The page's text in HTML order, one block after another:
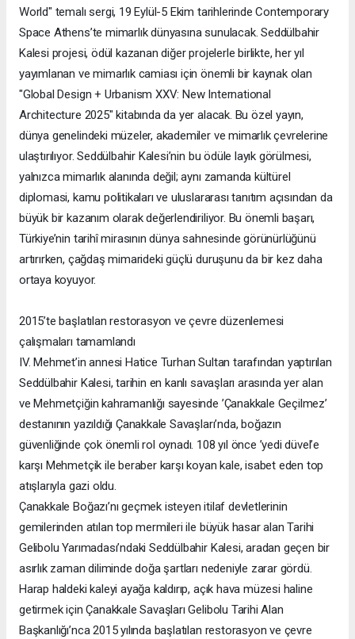
World" temalı sergi, 19 Eylül-5 Ekim tarihlerinde Contemporary
Space Athens’te mimarlık dünyasına sunulacak. Seddülbahir
Kalesi projesi, ödül kazanan diğer projelerle birlikte, her yıl
yayımlanan ve mimarlık camiası için önemli bir kaynak olan
"Global Design + Urbanism XXV: New International
Architecture 2025" kitabında da yer alacak. Bu özel yayın,
dünya genelindeki müzeler, akademiler ve mimarlık çevrelerine
ulaştırılıyor. Seddülbahir Kalesi’nin bu ödüle layık görülmesi,
yalnızca mimarlık alanında değil; aynı zamanda kültürel
diplomasi, kamu politikaları ve uluslararası tanıtım açısından da
büyük bir kazanım olarak değerlendiriliyor. Bu önemli başarı,
Türkiye’nin tarihî mirasının dünya sahnesinde görünürlüğünü
artırırken, çağdaş mimarideki güçlü duruşunu da bir kez daha
ortaya koyuyor.
2015’te başlatılan restorasyon ve çevre düzenlemesi
çalışmaları tamamlandı
IV. Mehmet’in annesi Hatice Turhan Sultan tarafından yaptırılan
Seddülbahir Kalesi, tarihin en kanlı savaşları arasında yer alan
ve Mehmetçiğin kahramanlığı sayesinde ’Çanakkale Geçilmez’
destanının yazıldığı Çanakkale Savaşları’nda, boğazın
güvenliğinde çok önemli rol oynadı. 108 yıl önce ’yedi düvel’e
karşı Mehmetçik ile beraber karşı koyan kale, isabet eden top
atışlarıyla gazi oldu.
Çanakkale Boğazı’nı geçmek isteyen itilaf devletlerinin
gemilerinden atılan top mermileri ile büyük hasar alan Tarihi
Gelibolu Yarımadası’ndaki Seddülbahir Kalesi, aradan geçen bir
asırlık zaman diliminde doğa şartları nedeniyle zarar gördü.
Harap haldeki kaleyi ayağa kaldırıp, açık hava müzesi haline
getirmek için Çanakkale Savaşları Gelibolu Tarihi Alan
Başkanlığı’nca 2015 yılında başlatılan restorasyon ve çevre